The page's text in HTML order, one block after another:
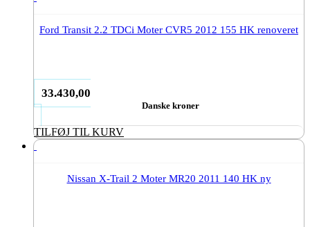
Ford Transit 2.2 TDCi Moter CVR5 2012 155 HK renoveret
33.430,00
Danske kroner
TILFØJ TIL KURV
Nissan X-Trail 2 Moter MR20 2011 140 HK ny